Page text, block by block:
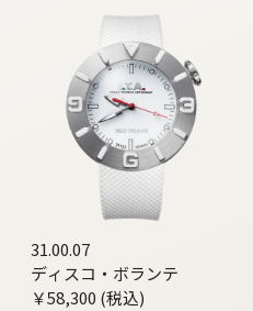
31.00.07
ディスコ・ボランテ
￥58,300 (税込)